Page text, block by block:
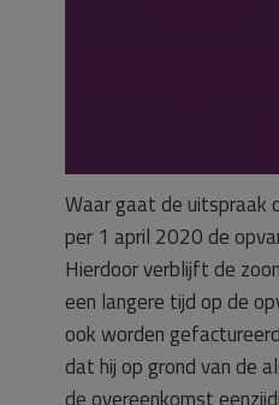
Waar gaat de uitspraak
per 1 april 2020 de
Hierdoor verblijft de
een langere tijd op de
ook worden
dat hij op grond van de